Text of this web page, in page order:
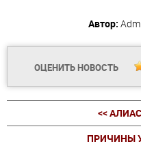
Автор:
ОЦЕНИТЬ НОВОСТЬ
<<
ПРИЧИНЫ